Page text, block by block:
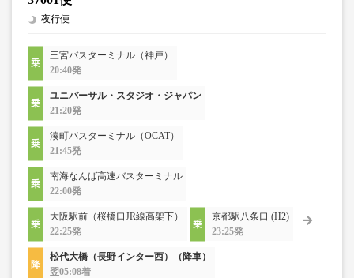
夜行便
三宮バスターミナル（神戸）
20:40発
ユニバーサル・スタジオ・ジャパン
21:20発
湊町バスターミナル（OCAT）
21:45発
南海なんば高速バスターミナル
22:00発
大阪駅前（桜橋口JR線高架下）
22:25発
京都駅八条口 (H2)
23:25発
松代大橋（長野インター西）（降車）
翌05:08着